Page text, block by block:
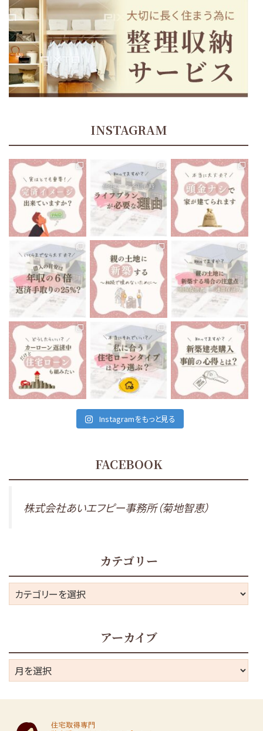
INSTAGRAM
tomoe_kikuchi_lifeplan
住宅ローン返済中、70歳
あたりでお金が足りなく
なることに、気づくことに
なったら…...
12月 13
tomoe_kikuchi_lifeplan
今までにない大きな買い
物になるマイホーム🏘
...
tomoe_kikuchi_lifeplan
“頭金ナシで家が建てられ
ます”と聞いたりしますよ
ね🤔
...
12月 8
tomoe_kikuchi_lifeplan
いくらまでなら住宅ローン
を組んでも大丈夫です...
12月 6
tomoe_kikuchi_lifeplan
前回は親の土地に新築す
る場合の注意点で、
12月 3
tomoe_kikuchi_lifeplan
親御さんが所有している
土地に家を建てる...
12月 1
tomoe_kikuchi_lifeplan
私たちが住んでいる、会津
若松市は
車がないと生活出来ない
と言っても...
11月 29
tomoe_kikuchi_lifeplan
住宅ローンは当然です
が、家を建てる時に組む
もの...
11月 26
tomoe_kikuchi_lifeplan
最近の会津地域、建売住
宅がとても多いなと感じ
ます。...
11月 24
Instagramをもっと見る
FACEBOOK
株式会社あいエフピー事務所（菊地智恵）
カテゴリー
カ
テ
ー
アーカイブ
ー
カ